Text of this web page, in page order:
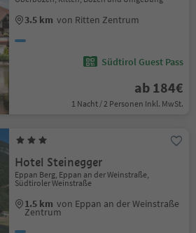
3.5 km von Ritten Zentrum
Südtirol Guest Pass
ab 184€
1 Nacht / 2 Personen Inkl. MwSt.
Hotel Steinegger
Eppan Berg, Eppan an der Weinstraße,
Südtiroler Weinstraße
1.5 km von Eppan an der Weinstraße
Zentrum